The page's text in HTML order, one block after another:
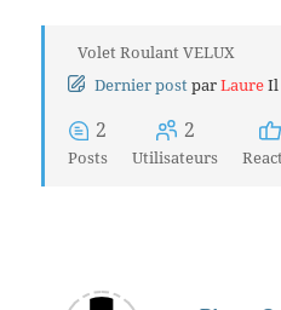
Volet Roulant VELUX
Dernier postparLaureIl
2
Posts
2
Utilisateurs